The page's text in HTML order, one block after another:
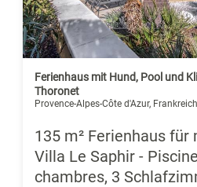
Ferienhaus mit Hund, Pool und
Thoronet
Provence-Alpes-Côte d'Azur, Frankreich
135 m² Ferienhaus für
Villa Le Saphir -
chambres, 3